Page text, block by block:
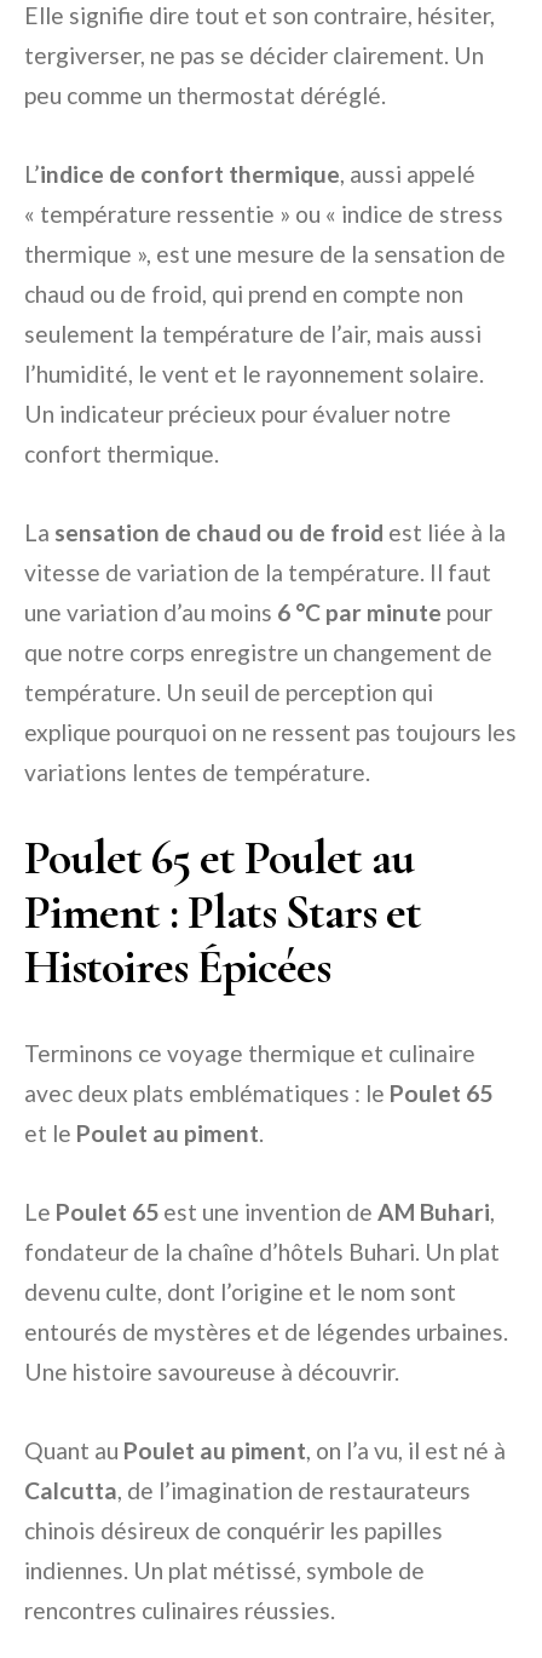
Elle signifie dire tout et son contraire, hésiter,
tergiverser, ne pas se décider clairement. Un
peu comme un thermostat déréglé.
L’indice de confort thermique, aussi appelé
« température ressentie » ou « indice de stress
thermique », est une mesure de la sensation de
chaud ou de froid, qui prend en compte non
seulement la température de l’air, mais aussi
l’humidité, le vent et le rayonnement solaire.
Un indicateur précieux pour évaluer notre
confort thermique.
La sensation de chaud ou de froid est liée à la
vitesse de variation de la température. Il faut
une variation d’au moins 6 °C par minute pour
que notre corps enregistre un changement de
température. Un seuil de perception qui
explique pourquoi on ne ressent pas toujours les
variations lentes de température.
Poulet 65 et Poulet au
Piment : Plats Stars et
Histoires Épicées
Terminons ce voyage thermique et culinaire
avec deux plats emblématiques : le Poulet 65
et le Poulet au piment.
Le Poulet 65 est une invention de AM Buhari,
fondateur de la chaîne d’hôtels Buhari. Un plat
devenu culte, dont l’origine et le nom sont
entourés de mystères et de légendes urbaines.
Une histoire savoureuse à découvrir.
Quant au Poulet au piment, on l’a vu, il est né à
Calcutta, de l’imagination de restaurateurs
chinois désireux de conquérir les papilles
indiennes. Un plat métissé, symbole de
rencontres culinaires réussies.